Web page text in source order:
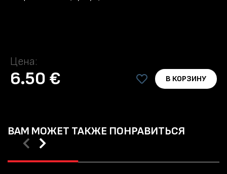
Цена:
6.50 € В КОРЗИНУ
ВАМ МОЖЕТ ТАКЖЕ ПОНРАВИТЬСЯ